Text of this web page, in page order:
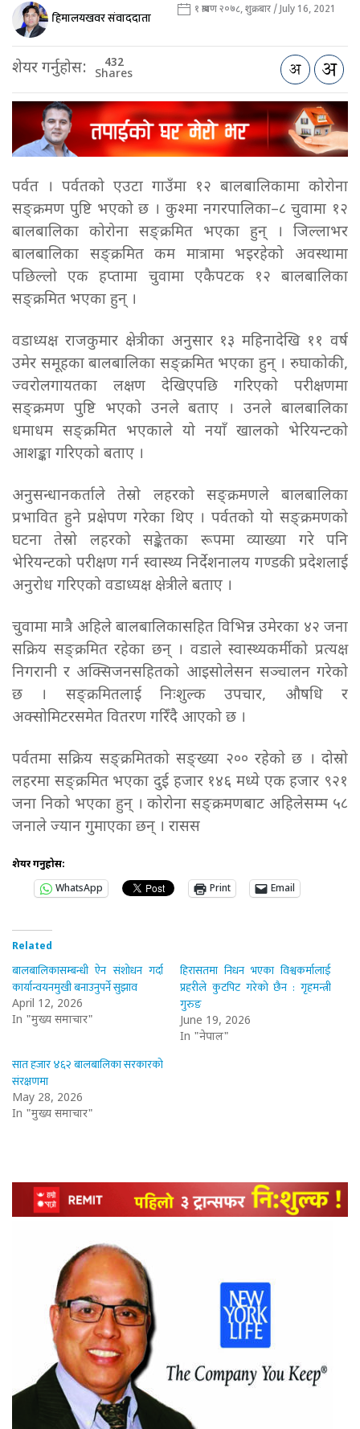
हिमालयखवर संवाददाता १ श्रावण २०७८, शुक्रबार / July 16, 2021
शेयर गर्नुहोस: 432
Shares
पर्वत । पर्वतको एउटा गाउँमा १२ बालबालिकामा कोरोना
सङ्क्रमण पुष्टि भएको छ । कुश्मा नगरपालिका–८ चुवामा १२
बालबालिका कोरोना सङ्क्रमित भएका हुन् । जिल्लाभर
बालबालिका सङ्क्रमित कम मात्रामा भइरहेको अवस्थामा
पछिल्लो एक हप्तामा चुवामा एकैपटक १२ बालबालिका
सङ्क्रमित भएका हुन् ।
वडाध्यक्ष राजकुमार क्षेत्रीका अनुसार १३ महिनादेखि ११ वर्ष
उमेर समूहका बालबालिका सङ्क्रमित भएका हुन् । रुघाकोकी,
ज्वरोलगायतका लक्षण देखिएपछि गरिएको परीक्षणमा
सङ्क्रमण पुष्टि भएको उनले बताए । उनले बालबालिका
धमाधम सङ्क्रमित भएकाले यो नयाँ खालको भेरियन्टको
आशङ्का गरिएको बताए ।
अनुसन्धानकर्ताले तेस्रो लहरको सङ्क्रमणले बालबालिका
प्रभावित हुने प्रक्षेपण गरेका थिए । पर्वतको यो सङ्क्रमणको
घटना तेस्रो लहरको सङ्केतका रूपमा व्याख्या गरे पनि
भेरियन्टको परीक्षण गर्न स्वास्थ्य निर्देशनालय गण्डकी प्रदेशलाई
अनुरोध गरिएको वडाध्यक्ष क्षेत्रीले बताए ।
चुवामा मात्रै अहिले बालबालिकासहित विभिन्न उमेरका ४२ जना
सक्रिय सङ्क्रमित रहेका छन् । वडाले स्वास्थ्यकर्मीको प्रत्यक्ष
निगरानी र अक्सिजनसहितको आइसोलेसन सञ्चालन गरेको
छ । सङ्क्रमितलाई निःशुल्क उपचार, औषधि र
अक्सोमिटरसमेत वितरण गरिँदै आएको छ ।
पर्वतमा सक्रिय सङ्क्रमितको सङ्ख्या २०० रहेको छ । दोस्रो
लहरमा सङ्क्रमित भएका दुई हजार १४६ मध्ये एक हजार ९२१
जना निको भएका हुन् । कोरोना सङ्क्रमणबाट अहिलेसम्म ५८
जनाले ज्यान गुमाएका छन् । रासस
शेयर गर्नुहोस:
WhatsApp
Print Email
Related
बालबालिकासम्बन्धी ऐन संशोधन गर्दा
कार्यान्वयनमुखी बनाउनुपर्ने सुझाव
April 12, 2026
In "मुख्य समाचार"
हिरासतमा निधन भएका विश्वकर्मालाई
प्रहरीले कुटपिट गरेको छैन : गृहमन्त्री
गुरुङ
June 19, 2026
In "नेपाल"
सात हजार ४६२ बालबालिका सरकारको
संरक्षणमा
May 28, 2026
In "मुख्य समाचार"